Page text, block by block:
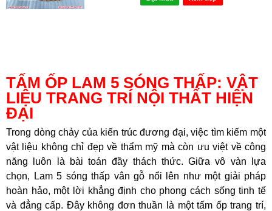
TẤM ỐP LAM 5 SÓNG THẤP: VẬT
LIỆU TRANG TRÍ NỘI THẤT HIỆN
ĐẠI
Trong dòng chảy của kiến trúc đương đại, việc tìm kiếm một
vật liệu không chỉ đẹp về thẩm mỹ mà còn ưu việt về công
năng luôn là bài toán đầy thách thức. Giữa vô vàn lựa
chọn, Lam 5 sóng thấp vân gỗ nổi lên như một giải pháp
hoàn hảo, một lời khẳng định cho phong cách sống tinh tế
và đẳng cấp. Đây không đơn thuần là một tấm ốp trang trí,